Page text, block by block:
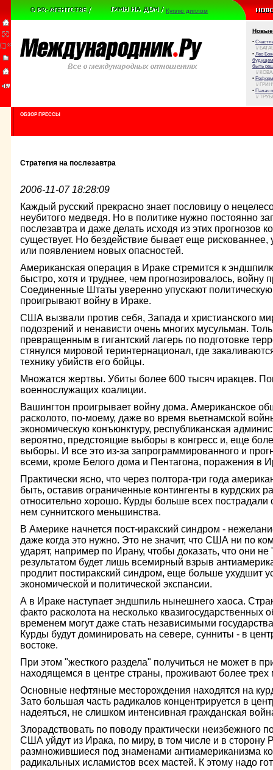
Куплю диплом
Новые
•
//
• Лео
будущем
быть
//
•
//
• Палач
//
ОБЗОР ПРЕССЫ
Стратегия на послезавтра
2006-11-07 18:28:09
Каждый русский прекрасно знает пословицу о
неубитого медведя. Но в политике нужно постоянно
послезавтра и даже делать исходя из этих прогнозов
существует. Но бездействие бывает еще
или появлением новых опасностей.
Американская операция в Ираке стремится к
быстро, хотя и труднее, чем прогнозировалось, войну
Соединенные Штаты уверенно упускают политическую
проигрывают войну в Ираке.
США вызвали против себя, Запада и христианского
подозрений и ненависти очень многих мусульман.
превращенным в гигантский лагерь по подготовке
стянулся мировой теринтернационал, где
технику убийств его бойцы.
Множатся жертвы. Убиты более 600 тысяч иракцев.
военнослужащих коалиции.
Вашингтон проигрывает войну дома. Американское
расколото, по-моему, даже во время вьетнамской
экономическую конъюнктуру, республиканская
вероятно, предстоящие выборы в конгресс и, еще
выборы. И все это из-за запрограммированного и
всеми, кроме Белого дома и Пентагона, поражения в
Практически ясно, что через полтора-три года
быть, оставив ограниченные контингенты в курдских
относительно хорошо. Курды больше всех
нем суннитского меньшинства.
В Америке начнется пост-иракский синдром -
даже когда это нужно. Это не значит, что США ни по
ударят, например по Ирану, чтобы доказать, что они
результатом будет лишь всемирный взрыв
продлит постиракский синдром, еще больше ухудшит
экономической и политической экспансии.
А в Ираке наступает эндшпиль нынешнего хаоса.
факто расколота на несколько квазигосударственных
временем могут даже стать независимыми
Курды будут доминировать на севере, сунниты - в
востоке.
При этом "жесткого раздела" получиться не может в
находящемся в центре страны, проживают более
Основные нефтяные месторождения находятся на
Зато большая часть радикалов концентрируется в
надеяться, не слишком интенсивная гражданская
Злорадствовать по поводу практически неизбежного
США уйдут из Ирака, по миру, в том числе и в сторону
размножившиеся под знаменами антиамериканизма
радикальных исламистов всех мастей. К этому надо